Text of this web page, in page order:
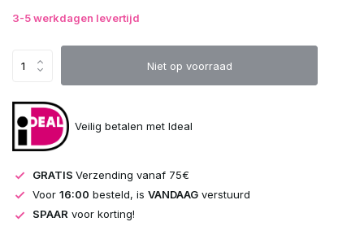
3-5 werkdagen levertijd
Niet op voorraad
Veilig betalen met Ideal
GRATIS Verzending vanaf 75€
Voor 16:00 besteld, is VANDAAG verstuurd
SPAAR voor korting!